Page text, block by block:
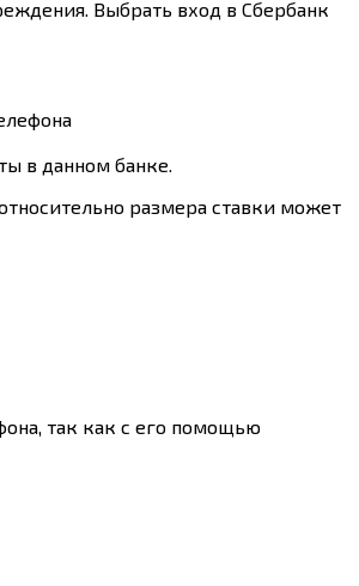
Выбрать вход в Сбербанк
в данном банке.
размера ставки может
так как с его помощью